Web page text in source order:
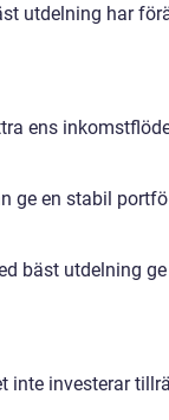
utdelning har
ens
ge en stabil
bäst utdelning
inte investerar